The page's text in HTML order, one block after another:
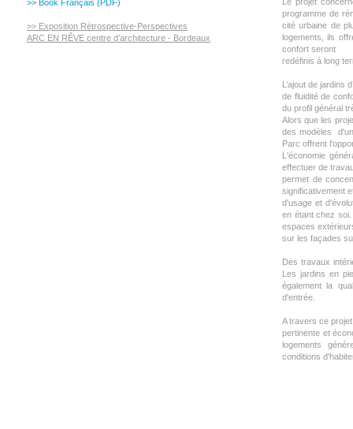
programme de
cité urbaine de
logements, ils
confort seront
redéfinis à long
L’ajout de jardins
de fluidité de
du profil général
Alors que les
des modèles
Parc offrent
L'économie
effectuer de
permet de
significativement
d'usage et
en étant chez
espaces
sur les façades
Des travaux
Les jardins en
également la
d'entrée.
A travers ce
pertinente et
logements
conditions
>> Book Français (PDF)
>> Exposition Rétrospective-Perspectives
ARC EN RÊVE centre d’architecture - Bordeaux